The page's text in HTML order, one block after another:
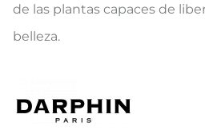
de las plantas capaces de
belleza.